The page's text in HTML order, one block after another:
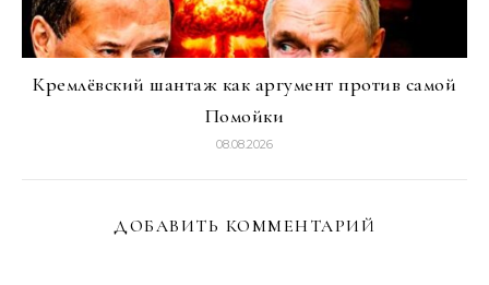
Кремлёвский шантаж как аргумент против самой
Помойки
08.08.2026
ДОБАВИТЬ КОММЕНТАРИЙ